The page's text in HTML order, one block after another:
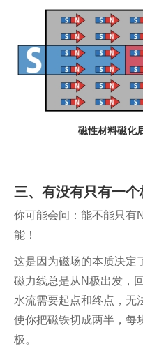
磁性材料磁化
三、有没有只有一个
你可能会问：能不能只有
能！
这是因为磁场的本质决定
磁力线总是从N极出发，
水流需要起点和终点，无
使你把磁铁切成两半，每
极。